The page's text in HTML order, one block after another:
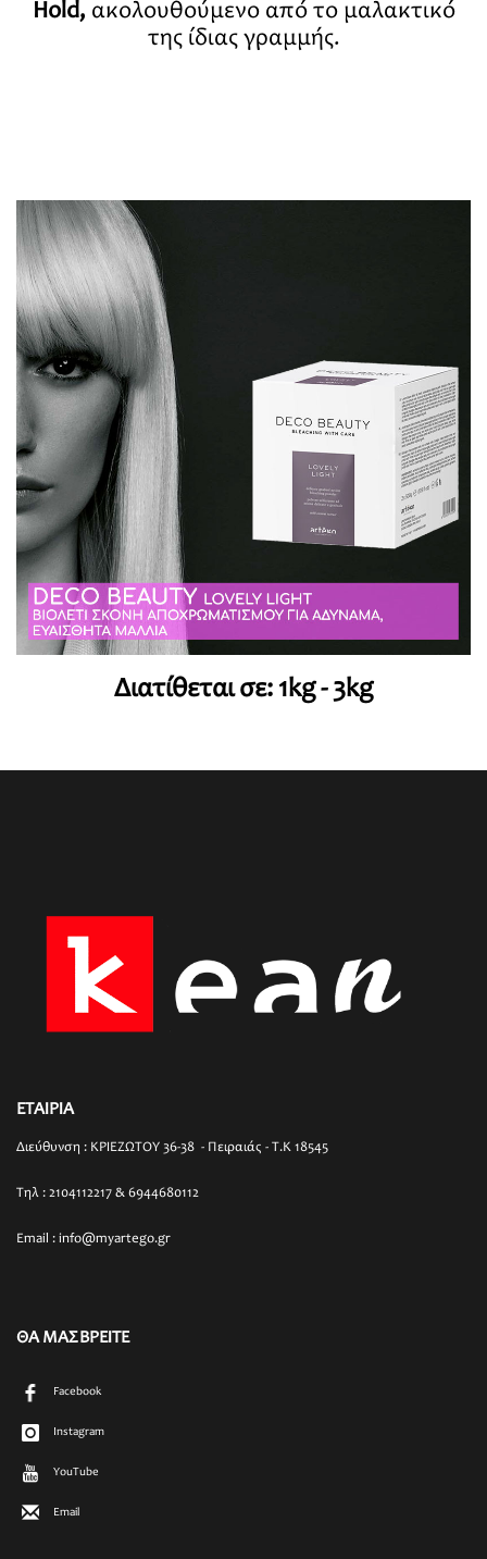
Hold, ακολουθούμενο από το μαλακτικό
της ίδιας γραμμής.
Διατίθεται σε: 1kg - 3kg
ΕΤΑΙΡΙΑ
Διεύθυνση : ΚΡΙΕΖΩΤΟΥ 36-38 - Πειραιάς - T.K 18545
Τηλ : 2104112217 & 6944680112
Email : info@myartego.gr
ΘΑ ΜΑΣ ΒΡΕΙΤΕ
Facebook
Instagram
YouTube
Email